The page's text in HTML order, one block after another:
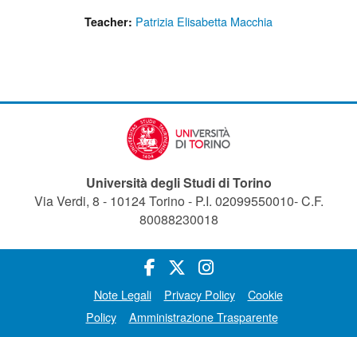
Teacher: Patrizia Elisabetta Macchia
Università degli Studi di Torino
Via Verdi, 8 - 10124 Torino - P.I. 02099550010- C.F.
80088230018
Note Legali Privacy Policy
Cookie
Policy
Amministrazione Trasparente